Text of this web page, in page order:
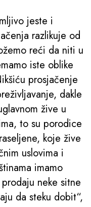
jeste i
razlikuje od
reći da niti u
iste oblike
prosjačenje
dakle
žive u
to su porodice
koje žive
uslovima i
imamo
neke sitne
da steku dobit“,